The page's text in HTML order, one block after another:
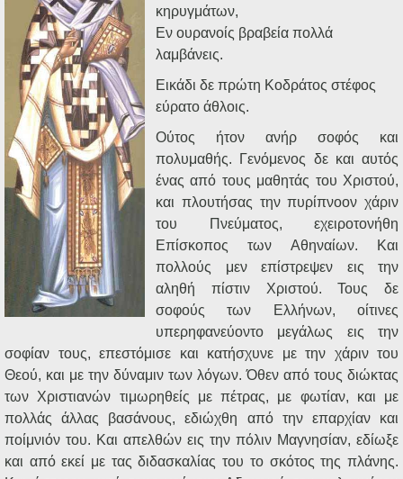
κηρυγμάτων,
Εν ουρανοίς βραβεία πολλά
λαμβάνεις.
Εικάδι δε πρώτη Κοδράτος στέφος
εύρατο άθλοις.
Ούτος ήτον ανήρ σοφός και
πολυμαθής. Γενόμενος δε και αυτός
ένας από τους μαθητάς του Χριστού,
και πλουτήσας την πυρίπνοον χάριν
του Πνεύματος, εχειροτονήθη
Επίσκοπος των Αθηναίων. Και
πολλούς μεν επίστρεψεν εις την
αληθή πίστιν Χριστού. Τους δε
σοφούς των Ελλήνων, οίτινες
υπερηφανεύοντο μεγάλως εις την
σοφίαν τους, επεστόμισε και κατήσχυνε με την χάριν του
Θεού, και με την δύναμιν των λόγων. Όθεν από τους διώκτας
των Χριστιανών τιμωρηθείς με πέτρας, με φωτίαν, και με
πολλάς άλλας βασάνους, εδιώχθη από την επαρχίαν και
ποίμνιόν του. Και απελθών εις την πόλιν Μαγνησίαν, εδίωξε
και από εκεί με τας διδασκαλίας του το σκότος της πλάνης.